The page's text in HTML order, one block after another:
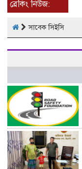
ব্রেকিং নিউজ:
সাবেক সিইসি